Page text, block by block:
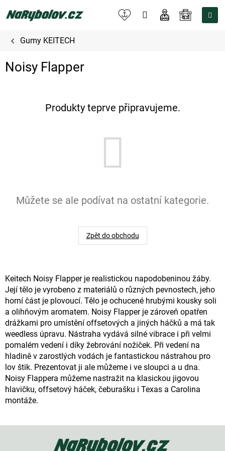
na
NÁKUPNÍ
Gumy KEITECH
Noisy Flapper
Produkty teprve připravujeme.
Můžete se ale podívat na ostatní kategorie.
Zpět do obchodu
Keitech Noisy Flapper je realistickou napodobeninou žáby.
Její tělo je vyrobeno z materiálů o různých pevnostech, jeho
horní část je plovoucí. Tělo je ochucené hrubými kousky soli
a olihňovým aromatem. Noisy Flapper je zároveň opatřen
drážkami pro umístění offsetových a jiných háčků a má tak
weedless úpravu. Nástraha vydává silné vibrace i při velmi
pomalém vedení i díky žebrování nožiček. Při vedení na
hladině v zarostlých vodách je fantastickou nástrahou pro
lov štik. Prezentovat ji ale můžeme i ve sloupci a u dna.
Noisy Flappera můžeme nastražit na klasickou jigovou
hlavičku, offsetový háček, čeburašku i Texas a Carolina
montáže.